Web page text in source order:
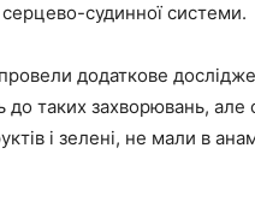
судинної системи.
додаткове
до таких захворювань,
і зелені, не мали в